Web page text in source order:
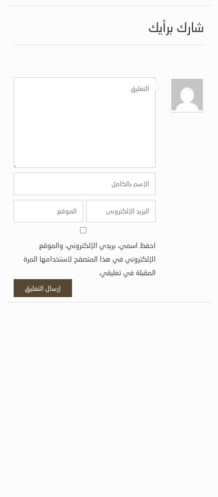
شارك برأيك
احفظ اسمي، بريدي الإلكتروني، والموقع
الإلكتروني في هذا المتصفح لاستخدامها المرة
المقبلة في تعليقي.